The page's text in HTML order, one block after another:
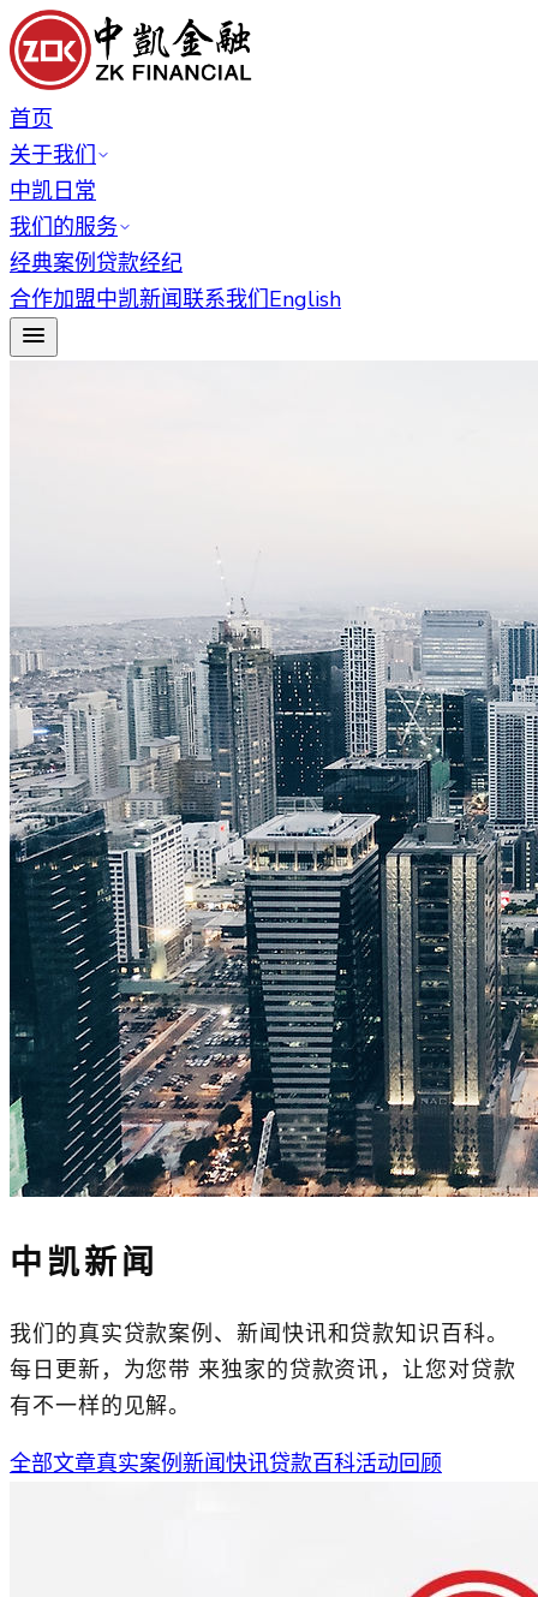
首页
关于我们
中凯日常
我们的服务
经典案例贷款经纪
合作加盟中凯新闻联系我们English
中凯新闻
我们的真实贷款案例、新闻快讯和贷款知识百科。
每日更新，为您带 来独家的贷款资讯，让您对贷款
有不一样的见解。
全部文章真实案例新闻快讯贷款百科活动回顾